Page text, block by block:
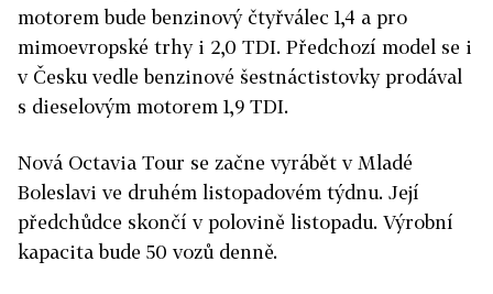
motorem bude benzinový čtyřválec 1,4 a pro
mimoevropské trhy i 2,0 TDI. Předchozí model se i
v Česku vedle benzinové šestnáctistovky prodával
s dieselovým motorem 1,9 TDI.
Nová Octavia Tour se začne vyrábět v Mladé
Boleslavi ve druhém listopadovém týdnu. Její
předchůdce skončí v polovině listopadu. Výrobní
kapacita bude 50 vozů denně.